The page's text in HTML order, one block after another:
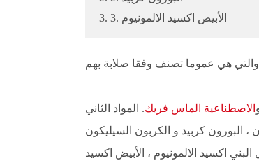
3. 3. الأبيض اكسيد الالمونيوم
الاصطناعية الماس فريك. المواد الثاني
، البورون كربيد و الكربون السيليكون
اكسيد الالمونيوم ، الأبيض اكسيد